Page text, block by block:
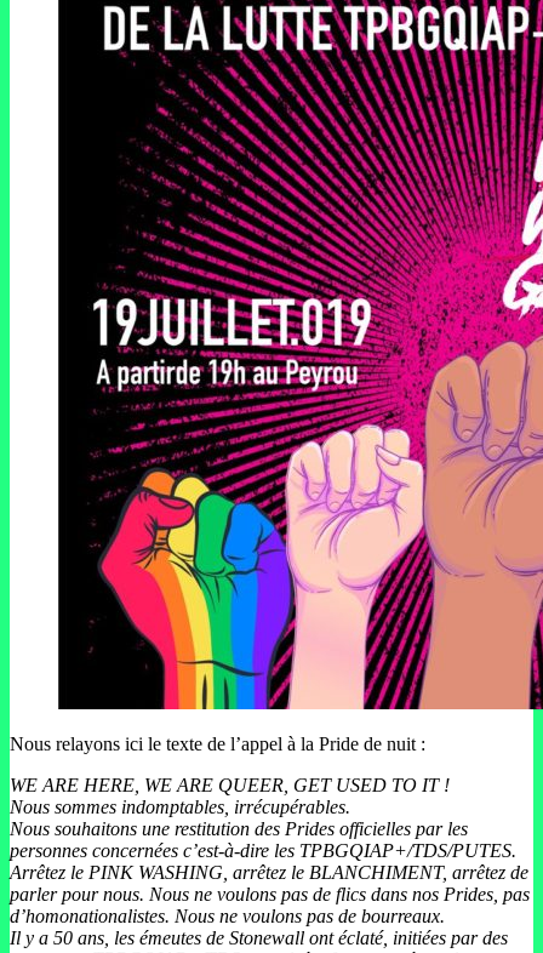
Nous relayons ici le texte de l’appel à la Pride de nuit :
WE ARE HERE, WE ARE QUEER, GET USED TO IT !
Nous sommes indomptables, irrécupérables.
Nous souhaitons une restitution des Prides officielles par les
personnes concernées c’est-à-dire les TPBGQIAP+/TDS/PUTES.
Arrêtez le PINK WASHING, arrêtez le BLANCHIMENT, arrêtez de
parler pour nous. Nous ne voulons pas de flics dans nos Prides, pas
d’homonationalistes. Nous ne voulons pas de bourreaux.
Il y a 50 ans, les émeutes de Stonewall ont éclaté, initiées par des